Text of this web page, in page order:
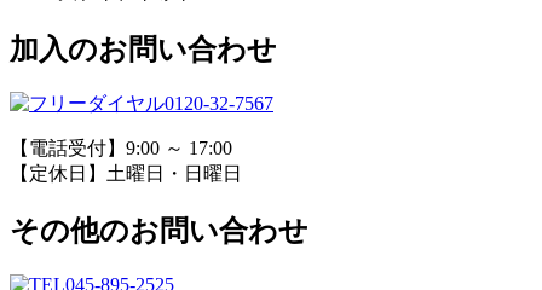
加入のお問い合わせ
0120-32-7567
【電話受付】9:00 ～ 17:00
【定休日】土曜日・日曜日
その他のお問い合わせ
045-895-2525